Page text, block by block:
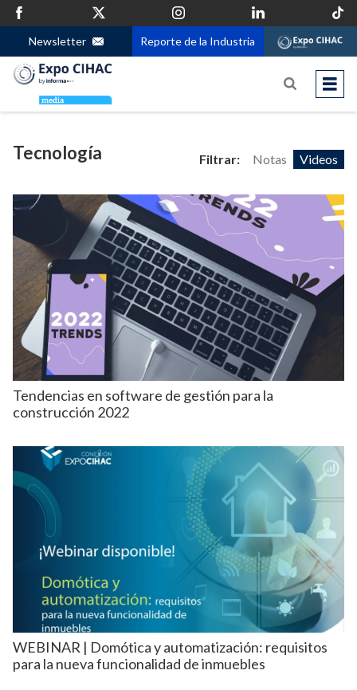
Newsletter Reporte de la Industria
Tecnología Filtrar: Notas Videos
Tendencias en software de gestión para la
construcción 2022
WEBINAR | Domótica y automatización: requisitos
para la nueva funcionalidad de inmuebles